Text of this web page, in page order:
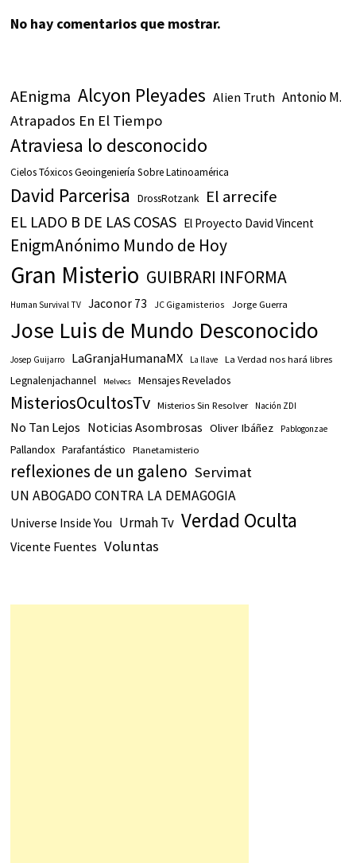
No hay comentarios que mostrar.
AEnigma Alcyon Pleyades Alien Truth Antonio M.
Atrapados En El Tiempo
Atraviesa lo desconocido
Cielos Tóxicos Geoingeniería Sobre Latinoamérica
David Parcerisa DrossRotzank El arrecife
EL LADO B DE LAS COSAS El Proyecto David Vincent
EnigmAnónimo Mundo de Hoy
Gran Misterio GUIBRARI INFORMA
Human Survival TV Jaconor 73 JC Gigamisterios Jorge Guerra
Jose Luis de Mundo Desconocido
Josep Guijarro LaGranjaHumanaMX La llave La Verdad nos hará libres
Legnalenjachannel Melvecs Mensajes Revelados
MisteriosOcultosTv Misterios Sin Resolver Nación ZDI
No Tan Lejos Noticias Asombrosas Oliver Ibáñez Pablogonzae
Pallandox Parafantástico Planetamisterio
reflexiones de un galeno Servimat
UN ABOGADO CONTRA LA DEMAGOGIA
Universe Inside You Urmah Tv Verdad Oculta
Vicente Fuentes Voluntas